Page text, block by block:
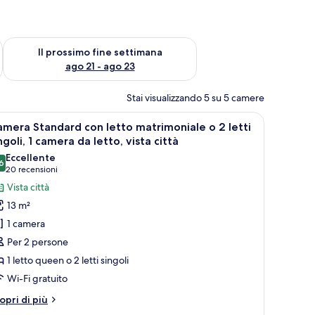
ago 14 - ago 16
Il prossimo fine settimana
ago 21 - ago 23
Verifica la disponibilità per il prossimo fine settimana, ago 21
Stai visualizzando 5 su 5 camere
bagno e vista sulla città.Una camera d'albergo ordinata con un
5
Standard con letto matrimoniale o 2 letti
1 camera da letto, vista città
su 10
Eccellente
20 recensioni
(20
recensioni)
Vista città
13 m²
1 camera
Per 2 persone
1 letto queen o 2 letti singoli
Wi-Fi gratuito
di più